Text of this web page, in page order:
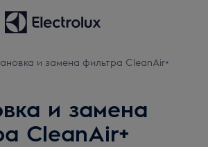
и замена фильтра CleanAir+
и замена
CleanAir+